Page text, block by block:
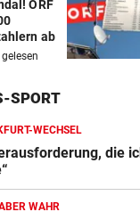
ORF
ab
SPORT
WECHSEL
die
WAHR